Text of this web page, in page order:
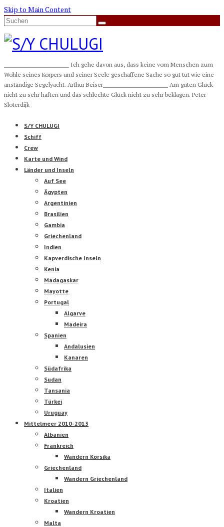
Skip to Main Content
Suche
__________________________ Ich gehe davon aus, dass keine vom Menschen zum
Wohle seines Körpers und seiner Seele geschaffene Sache so gut tut wie eine
anständige Segelyacht. Arthur Beiser__________________________ Am guten Glück
nicht zu sehr haften und das schlechte Glück nicht zu sehr beklagen. Peter
Sloterdijk
S/Y CHULUGI
Schiff
Crew
Karte und Wind
Länder und Inseln
Auf See
Ägypten
Argentinien
Brasilien
Gambia
Griechenland
Indien
Kapverdische Inseln
Kenia
Madagaskar
Mayotte
Portugal
Algarve
Madeira
Spanien
Andalusien
Kanaren
Südafrika
Sudan
Tansania
Türkei
Uruguay
Mittelmeer 2010-2013
Albanien
Frankreich
Wandern Korsika
Griechenland
Wandern Griechenland
Italien
Kroatien
Wandern Kroatien
Malta